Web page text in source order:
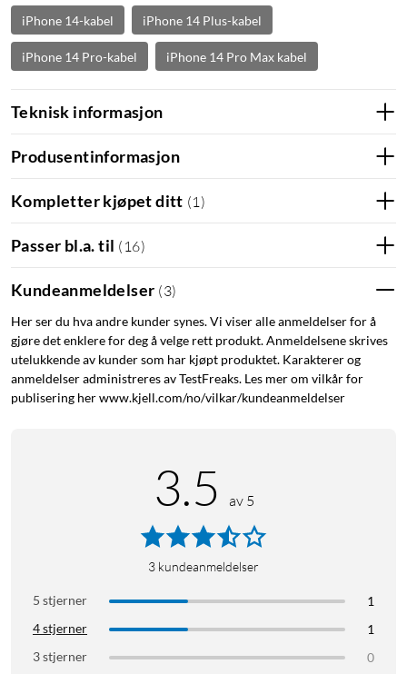
iPhone 14-kabel iPhone 14 Plus-kabel
iPhone 14 Pro-kabel iPhone 14 Pro Max kabel
Teknisk informasjon
Produsentinformasjon
Kompletter kjøpet ditt (1 )
Passer bl.a. til ( 16)
Kundeanmeldelser (3)
Her ser du hva andre kunder synes. Vi viser alle anmeldelser for å
gjøre det enklere for deg å velge rett produkt. Anmeldelsene skrives
utelukkende av kunder som har kjøpt produktet. Karakterer og
anmeldelser administreres av TestFreaks. Les mer om vilkår for
publisering her www.kjell.com/no/vilkar/kundeanmeldelser
3.5 av 5
3 kundeanmeldelser
5 stjerner
1
4 stjerner
1
3 stjerner
0